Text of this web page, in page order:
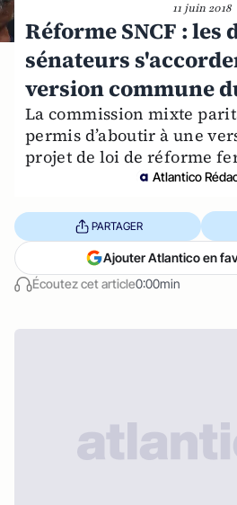
11 juin 2018
Réforme SNCF : les
sénateurs
version commune
La commission mixte
permis d’aboutir à une
projet de loi de réforme
Atlantico
Écoutez cet article0:00min
PARTAGER
Ajouter Atlantico en